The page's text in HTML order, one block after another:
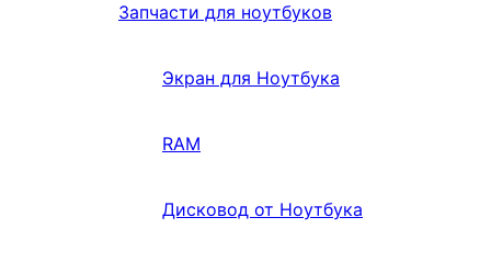
Запчасти для ноутбуков
Экран для Ноутбука
RAM
Дисковод от Ноутбука